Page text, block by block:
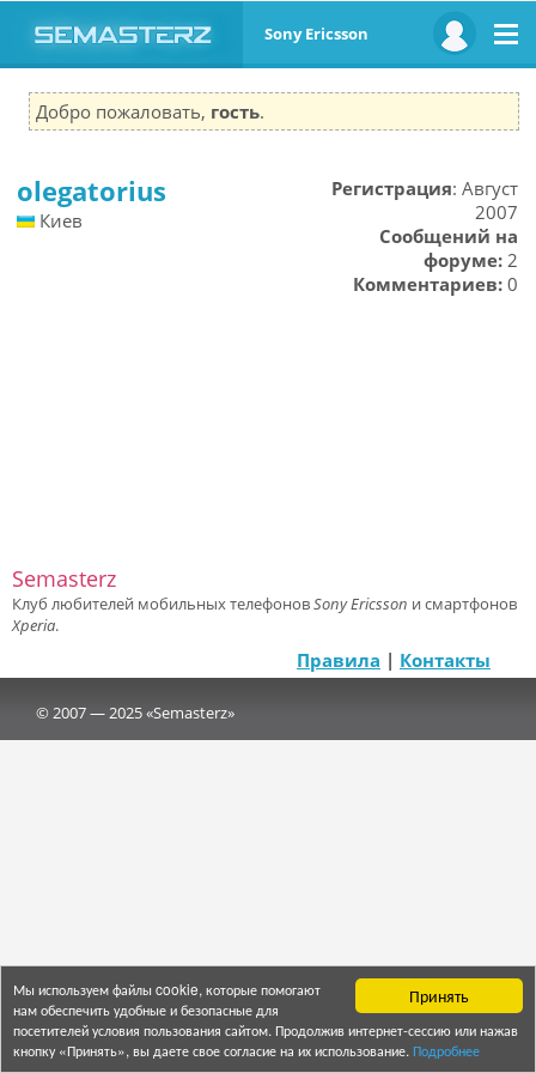
Принять
Мы используем файлы cookie, которые помогают
нам обеспечить удобные и безопасные для
посетителей условия пользования сайтом. Продолжив интернет-сессию или нажав
кнопку «Принять», вы даете свое согласие на их использование. Подробнее
Sony Ericsson
Добро пожаловать, гость.
olegatorius
Киев
Регистрация: Август
2007
Сообщений на
форуме: 2
Комментариев: 0
Semasterz
Клуб любителей мобильных телефоновSony Ericsson и смартфонов
Xperia.
Правила | Контакты
© 2007 — 2025 «Semasterz»